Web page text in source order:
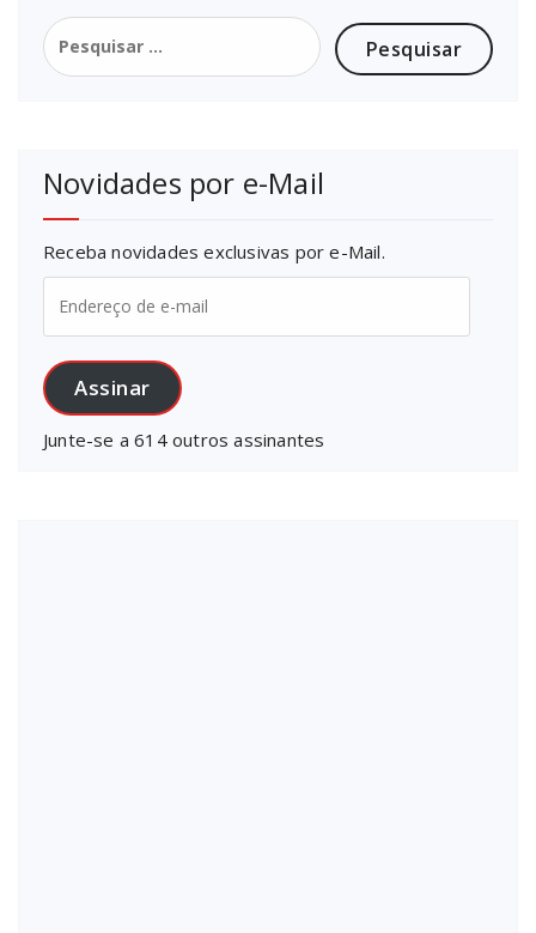
Pesquisar
por:
Novidades por e-Mail
Receba novidades exclusivas por e-Mail.
de
e-
mail
Assinar
Junte-se a 614 outros assinantes